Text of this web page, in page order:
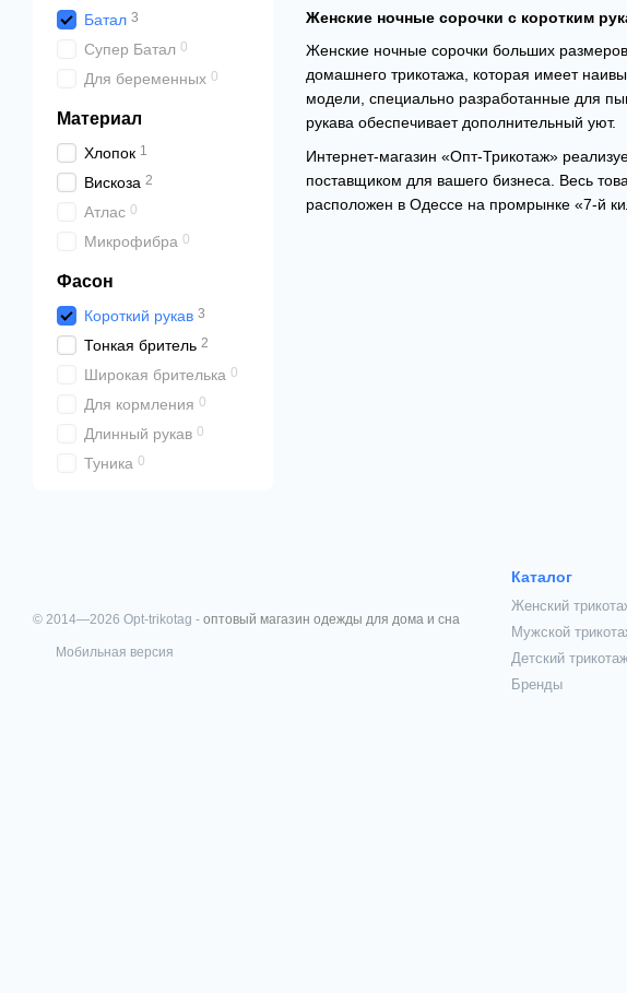
Женские ночные сорочки с коротким
Женские ночные сорочки больших
домашнего трикотажа, которая имеет
модели, специально разработанные для
рукава обеспечивает дополнительный уют.
Интернет-магазин «Опт-Трикотаж»
поставщиком для вашего бизнеса. Весь
расположен в Одессе на промрынке «7-й
Батал 3
Супер Батал 0
Для беременных 0
Материал
Хлопок 1
Вискоза 2
Атлас 0
Микрофибра 0
Фасон
Короткий рукав 3
Тонкая бритель 2
Широкая брителька 0
Для кормления 0
Длинный рукав 0
Туника 0
© 2014—2026 Opt-trikotag - оптовый магазин одежды для дома и сна
Мобильная версия
Каталог
Женский
Мужской
Детский
Бренды